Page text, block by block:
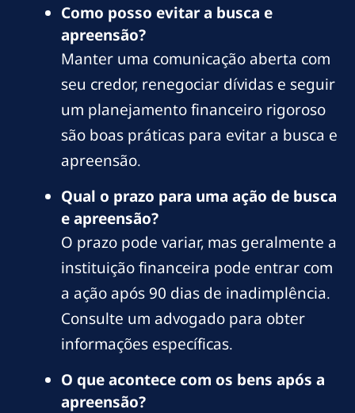
Como posso evitar a busca e
apreensão?
Manter uma comunicação aberta com
seu credor, renegociar dívidas e seguir
um planejamento financeiro rigoroso
são boas práticas para evitar a busca e
apreensão.
Qual o prazo para uma ação de busca
e apreensão?
O prazo pode variar, mas geralmente a
instituição financeira pode entrar com
a ação após 90 dias de inadimplência.
Consulte um advogado para obter
informações específicas.
O que acontece com os bens após a
apreensão?